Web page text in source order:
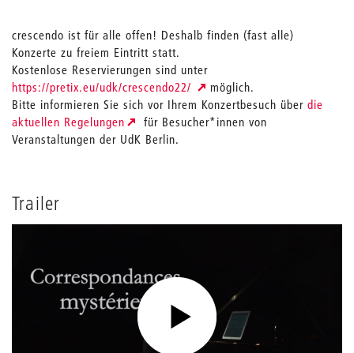
crescendo ist für alle offen! Deshalb finden (fast alle)
Konzerte zu freiem Eintritt statt.
Kostenlose Reservierungen sind unter
https://pretix.eu/udk/crescendo22/
möglich.
Bitte informieren Sie sich vor Ihrem Konzertbesuch über die
aktuellen Regelungen
für Besucher*innen von
Veranstaltungen der UdK Berlin.
Trailer